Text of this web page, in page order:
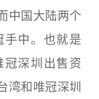
中国大陆两个
手中。也就是
冠深圳出售资
湾和唯冠深圳